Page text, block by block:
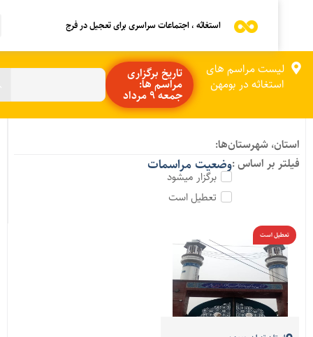
استغاثه ، اجتماعات سراسری برای تعجیل در فرج
لیست مراسم های
استغاثه در بومهن
تاریخ برگزاری
مراسم ها:
جمعه 9 مرداد
شهرستان‌ها:
بر اساس :وضعیت مراسمات
برگزار میشود
تعطیل است
تعطیل است